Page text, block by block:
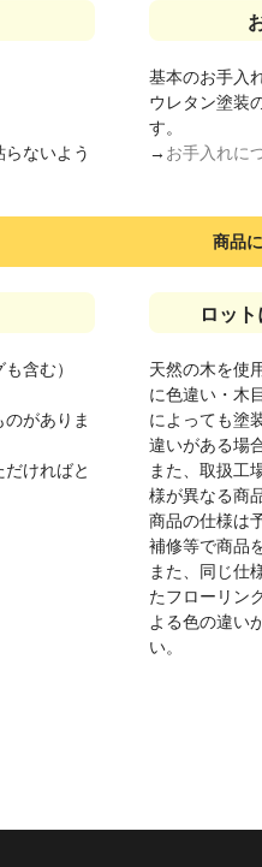
ないよう
基本のお手入
ウレタン塗装
す。
→ お手入れに
商品
含む）
がありま
ければと
ロッ
天然の木を使
に色違い・木
によっても塗
違いがある場
また、取扱工
様が異なる商
商品の仕様は
補修等で商品
また、同じ仕
たフローリン
よる色の違い
い。